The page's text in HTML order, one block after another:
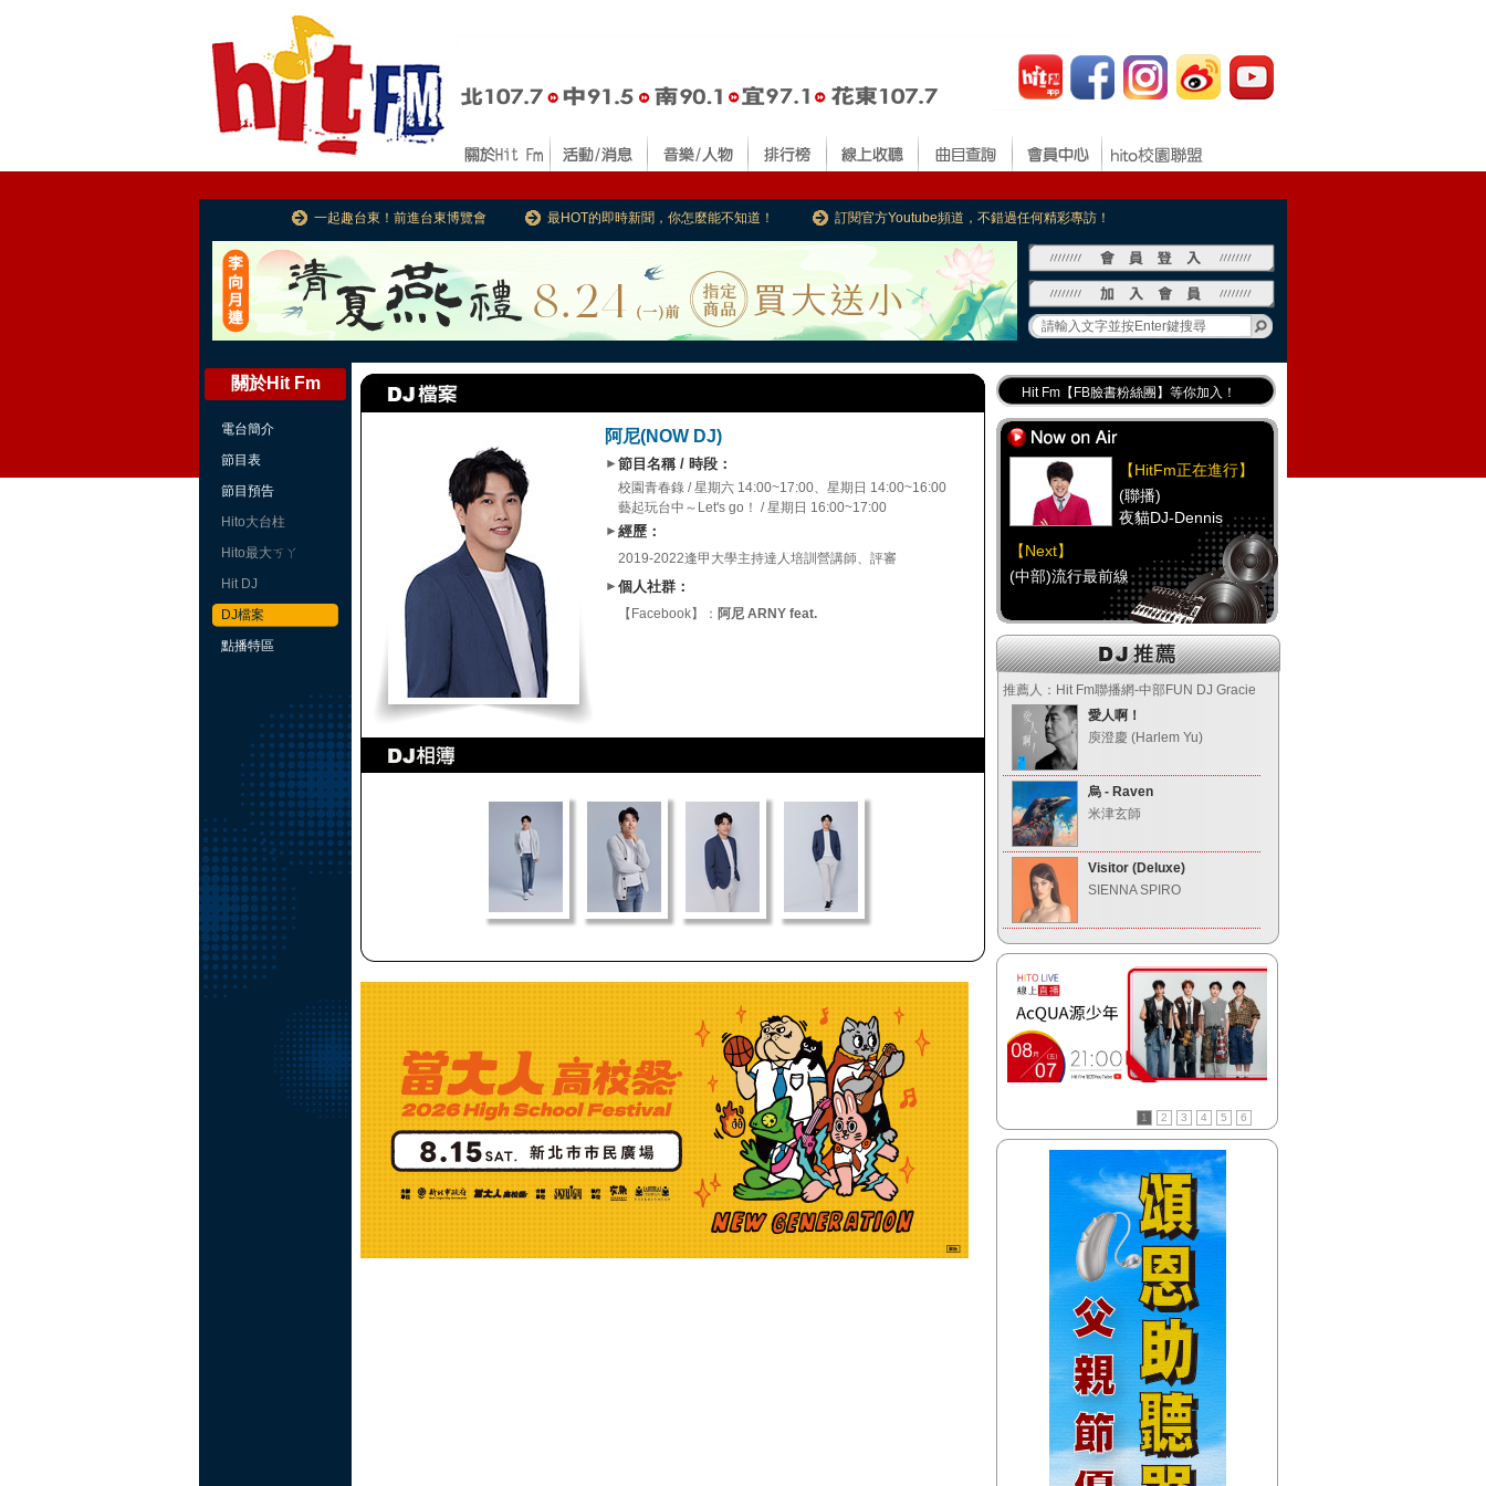
一起趣台東！前進台東博覽會 最HOT的即時新聞，你怎麼能不知道！ 訂閱官方Youtube頻道，不錯過任何精彩專訪！
關於Hit Fm
電台簡介
節目表
節目預告
Hito大台柱
Hito最大ㄎㄚ
Hit DJ
DJ檔案
點播特區
阿尼(NOW DJ)
► 節目名稱 / 時段：
校園青春錄 / 星期六 14:00~17:00、星期日 14:00~16:00
藝起玩台中～Let's go！ / 星期日 16:00~17:00
► 經歷：
2019-2022逢甲大學主持達人培訓營講師、評審
► 個人社群：
【Facebook】： 阿尼 ARNY feat.
Hit Fm【FB臉書粉絲團】等你加入！
最專業《DJ推薦》好音樂千萬別錯過！
好康報報 最新優惠訊息都在這！
Hit Fm的【IG】新鮮又好玩快加入！
【HitFm正在進行】
(聯播)
夜貓DJ-Dennis
【Next】
(中部)流行最前線
【HitFm正在進行】
(聯播)
夜貓DJ-Dennis
【Next】
(南部)流行最前線
【HitFm正在進行】
(聯播)
夜貓DJ-Dennis
【Next】
(宜蘭)流行最前線
【HitFm正在進行】
(聯播)
夜貓DJ-Dennis
【Next】
【HitFm正在進行】
(聯播)
夜貓DJ-Dennis
(北部)流行最前線
推薦人：Hit Fm聯播網-中部FUN DJ Gracie
愛人啊！
庾澄慶 (Harlem Yu)
烏 - Raven
米津玄師
Visitor (Deluxe)
SIENNA SPIRO
1 2 3 4 5 6